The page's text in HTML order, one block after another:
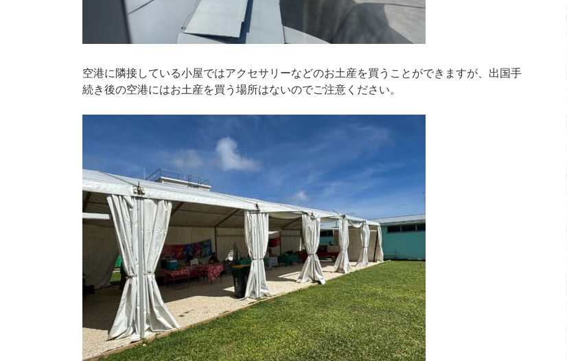
空港に隣接している小屋ではアクセサリーなどのお土産を買うことができますが、出国手
続き後の空港にはお土産を買う場所はないのでご注意ください。